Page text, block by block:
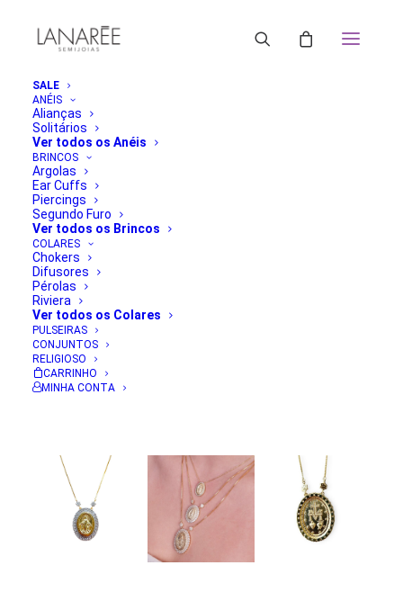
SALE
ANÉIS
Alianças
Solitários
Ver todos os Anéis
BRINCOS
Argolas
Ear Cuffs
Piercings
Segundo Furo
Ver todos os Brincos
COLARES
Chokers
Difusores
Pérolas
Riviera
Ver todos os Colares
PULSEIRAS
CONJUNTOS
RELIGIOSO
CARRINHO
MINHA CONTA